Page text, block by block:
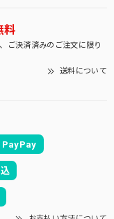
料
決済済みのご注文に限り
送料について
PayPay